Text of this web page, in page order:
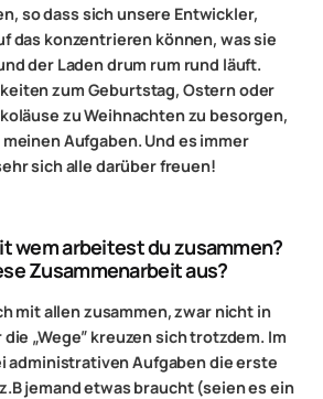
so dass sich unsere Entwickler,
das konzentrieren können, was sie
der Laden drum rum rund läuft.
zum Geburtstag, Ostern oder
zu Weihnachten zu besorgen,
Aufgaben. Und es immer
sich alle darüber freuen!
wem arbeitest du zusammen?
Zusammenarbeit aus?
mit allen zusammen, zwar nicht in
„Wege” kreuzen sich trotzdem. Im
administrativen Aufgaben die erste
jemand etwas braucht (seien es ein